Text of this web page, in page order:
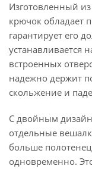
Изготовленный
крючок обладает
гарантирует его
устанавливается
встроенных
надежно держит
скольжение и
С двойным
отдельные
больше
одновременно.